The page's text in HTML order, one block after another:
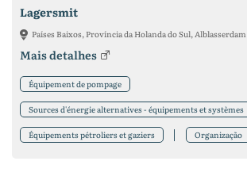
Lagersmit
Países Baixos, Província da Holanda do Sul, Alblasserdam
Mais detalhes
Équipement de pompage
Sources d'énergie alternatives - équipements et systèmes
Équipements pétroliers et gaziers Organização